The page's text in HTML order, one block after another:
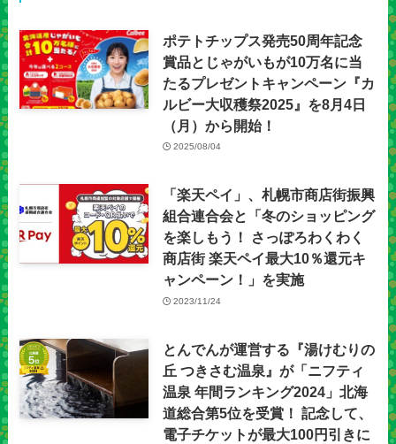
ポテトチップス発売50周年記念
賞品とじゃがいもが10万名に当
たるプレゼントキャンペーン『カ
ルビー大収穫祭2025』を8月4日
（月）から開始！
2025/08/04
「楽天ペイ」、札幌市商店街振興
組合連合会と「冬のショッピング
を楽しもう！ さっぽろわくわく
商店街 楽天ペイ最大10％還元キ
ャンペーン！」を実施
2023/11/24
とんでんが運営する『湯けむりの
丘 つきさむ温泉』が「ニフティ
温泉 年間ランキング2024」北海
道総合第5位を受賞！ 記念して、
電子チケットが最大100円引きに